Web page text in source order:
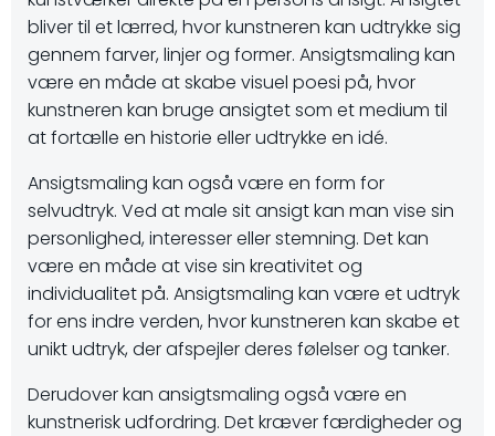
bliver til et lærred, hvor kunstneren kan udtrykke sig
gennem farver, linjer og former. Ansigtsmaling kan
være en måde at skabe visuel poesi på, hvor
kunstneren kan bruge ansigtet som et medium til
at fortælle en historie eller udtrykke en idé.
Ansigtsmaling kan også være en form for
selvudtryk. Ved at male sit ansigt kan man vise sin
personlighed, interesser eller stemning. Det kan
være en måde at vise sin kreativitet og
individualitet på. Ansigtsmaling kan være et udtryk
for ens indre verden, hvor kunstneren kan skabe et
unikt udtryk, der afspejler deres følelser og tanker.
Derudover kan ansigtsmaling også være en
kunstnerisk udfordring. Det kræver færdigheder og